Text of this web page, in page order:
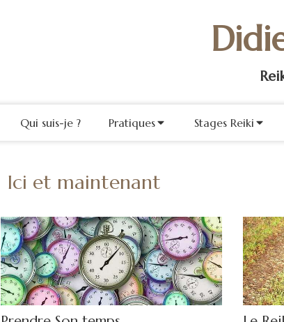
Qui suis-je ? Pratiques Stages Reiki
Ici et maintenant